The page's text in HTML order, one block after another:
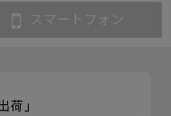
スマートフォン
荷」